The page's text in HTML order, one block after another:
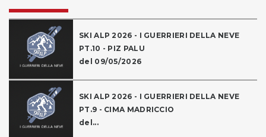
SKI ALP 2026 - I GUERRIERI DELLA NEVE
PT.10 - PIZ PALU
del 09/05/2026
SKI ALP 2026 - I GUERRIERI DELLA NEVE
PT.9 - CIMA MADRICCIO
del...